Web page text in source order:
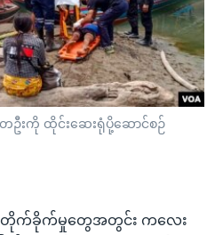
တဦးကို ထိုင်းဆေးရုံပို့ဆောင်စဉ်
းတိုက်ခိုက်မှုတွေအတွင်း ကလေး